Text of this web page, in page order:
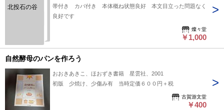
北投石の谷
帯付き カバ付き 本体概ね状態良好 本文目立った問題なく
良好です
燦々堂
￥1,000
自然酵母のパンを作ろう
おおきあきこ、ほおずき書籍 星雲社、2001
初版 少焼け、少傷み有 当時定価６００円＋税
古賀游文堂
￥400